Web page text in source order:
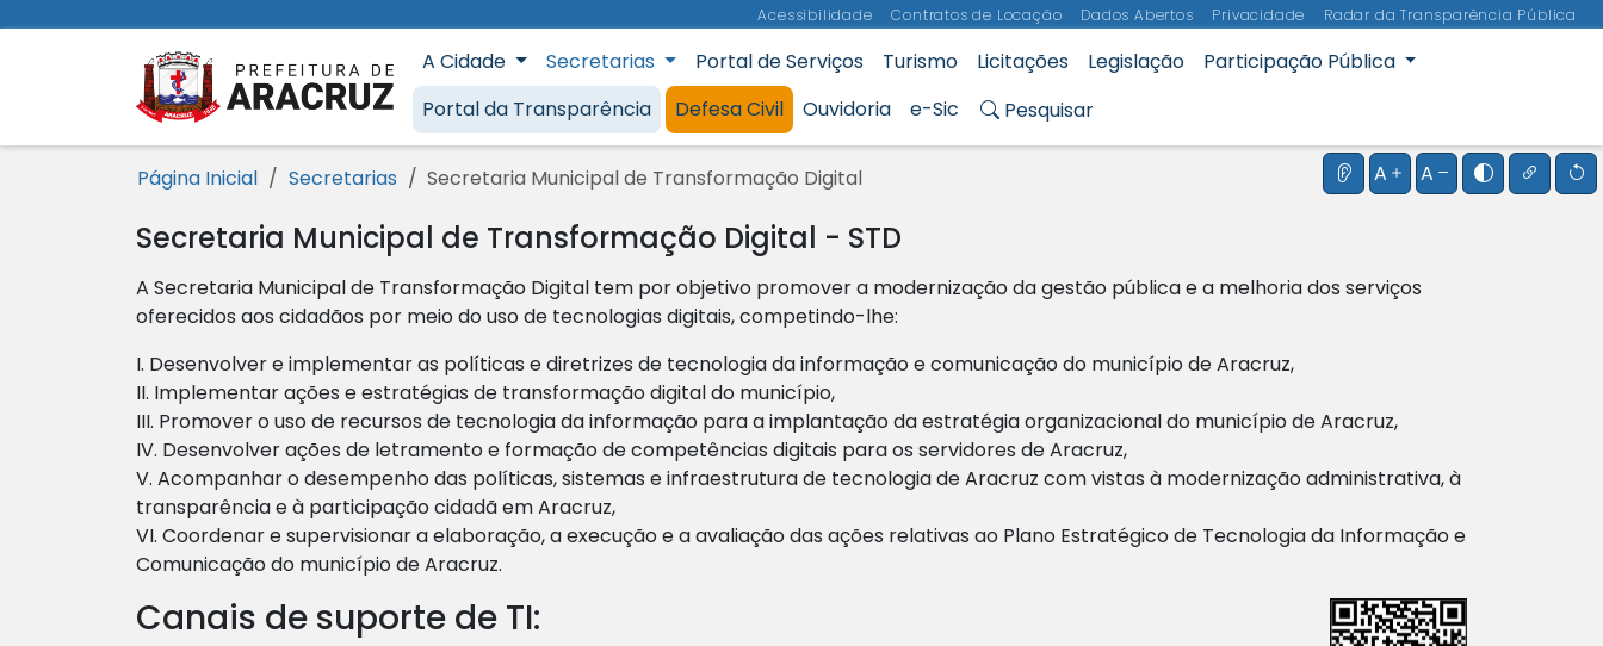
Acessibilidade Contratos de Locação Dados Abertos Privacidade Radar da Transparência Pública
Prefeitura Municipal de Aracruz
A Cidade Secretarias Portal de Serviços Turismo Licitações Legislação
Participação Pública
Portal da Transparência
Defesa Civil Ouvidoria e-Sic Pesquisar
Instruções do leitor de
A Aumentar o
A Diminuir o
Alternar
Página Inicial Secretarias Secretaria Municipal de Transformação Digital
Secretaria Municipal de Transformação Digital - STD
A Secretaria Municipal de Transformação Digital tem por objetivo promover a modernização da gestão pública e a melhoria dos serviços
oferecidos aos cidadãos por meio do uso de tecnologias digitais, competindo-lhe:
I. Desenvolver e implementar as políticas e diretrizes de tecnologia da informação e comunicação do município de Aracruz,
II. Implementar ações e estratégias de transformação digital do município,
III. Promover o uso de recursos de tecnologia da informação para a implantação da estratégia organizacional do município de Aracruz,
IV. Desenvolver ações de letramento e formação de competências digitais para os servidores de Aracruz,
V. Acompanhar o desempenho das políticas, sistemas e infraestrutura de tecnologia de Aracruz com vistas à modernização administrativa, à
transparência e à participação cidadã em Aracruz,
VI. Coordenar e supervisionar a elaboração, a execução e a avaliação das ações relativas ao Plano Estratégico de Tecnologia da Informação e
Comunicação do município de Aracruz.
Canais de suporte de TI: